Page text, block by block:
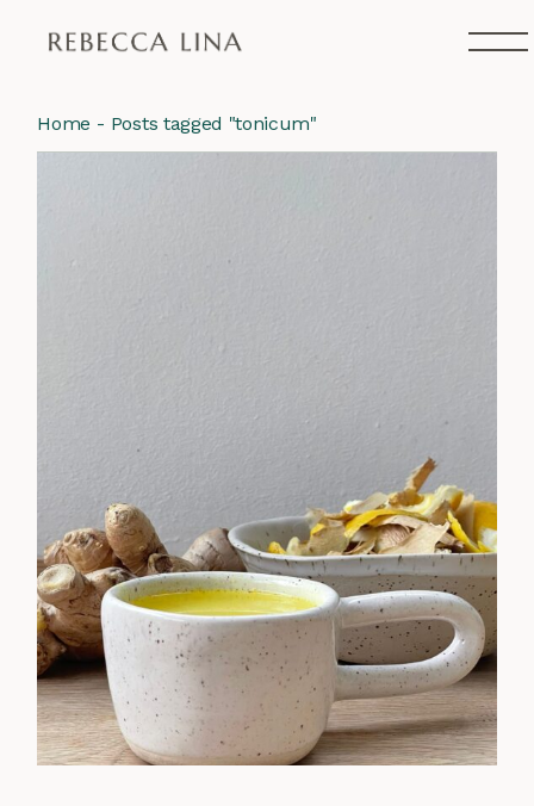
Home Posts tagged "tonicum"